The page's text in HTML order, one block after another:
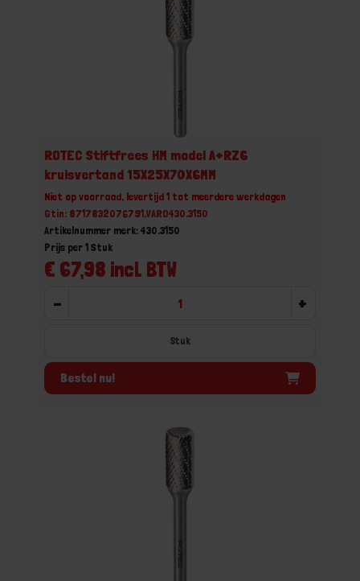
ROTEC Stiftfrees HM model A+RZ6
kruisvertand 15X25X70X6MM
Niet op voorraad, levertijd 1 tot meerdere werkdagen
Gtin: 8717832076791,VARO430.3150
Artikelnummer merk: 430.3150
€ 67,98 incl. BTW
Prijs per 1 Stuk
- +
Stuk
Bestel nu!